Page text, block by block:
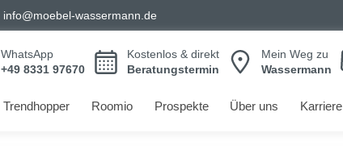
info@moebel-wassermann.de
WhatsApp
+49 8331 97670
Kostenlos & direkt
Beratungstermin
Mein Weg zu
Wassermann
Trendhopper Roomio Prospekte Über uns Karriere